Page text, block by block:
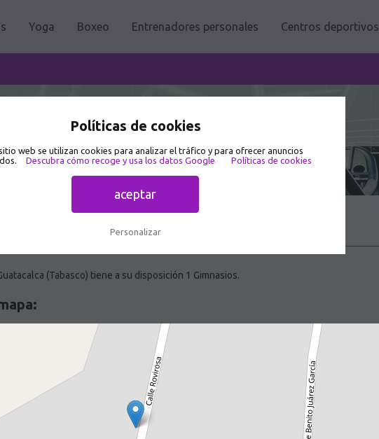
Políticas de cookies
web se utilizan cookies para analizar el tráfico y para ofrecer anuncios
Descubra cómo recoge y usa los datos Google Políticas de cookies
aceptar
Personalizar
Yoga Boxeo Entrenadores personales Centros deportivos
(Tabasco) tiene a su disposición 1 Gimnasios.